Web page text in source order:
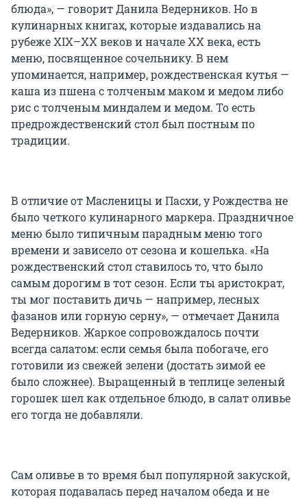
блюда», — говорит Данила Ведерников. Но в
кулинарных книгах, которые издавались на
рубеже XIX–XX веков и начале ХХ века, есть
меню, посвященное сочельнику. В нем
упоминается, например, рождественская кутья —
каша из пшена с толченым маком и медом либо
рис с толченым миндалем и медом. То есть
предрождественский стол был постным по
традиции.
В отличие от Масленицы и Пасхи, у Рождества не
было четкого кулинарного маркера. Праздничное
меню было типичным парадным меню того
времени и зависело от сезона и кошелька. «На
рождественский стол ставилось то, что было
самым дорогим в тот сезон. Если ты аристократ,
ты мог поставить дичь — например, лесных
фазанов или горную серну», — отмечает Данила
Ведерников. Жаркое сопровождалось почти
всегда салатом: если семья была побогаче, его
готовили из свежей зелени (достать зимой ее
было сложнее). Выращенный в теплице зеленый
горошек шел как отдельное блюдо, в салат оливье
его тогда не добавляли.
Сам оливье в то время был популярной закуской,
которая подавалась перед началом обеда и не